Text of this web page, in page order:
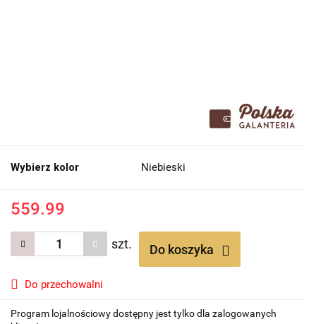
Wybierz kolor Niebieski
559.99
szt. Do koszyka
Do przechowalni
Program lojalnościowy dostępny jest tylko dla zalogowanych